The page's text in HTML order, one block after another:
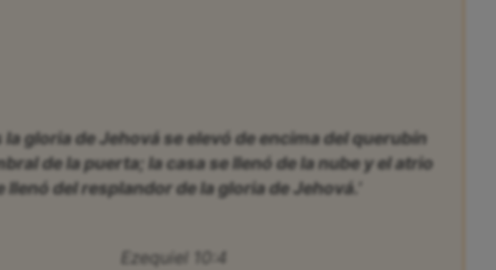
la gloria de Jehová se elevó de encima del querubín
de la puerta; la casa se llenó de la nube y el atrio
llenó del resplandor de la gloria de Jehová.’
Ezequiel 10:4